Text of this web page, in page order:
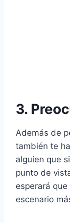
3.
Además de
también te
alguien que
punto de
esperará
escenario